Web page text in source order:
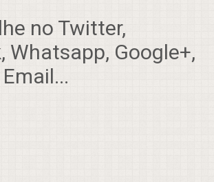
no Twitter,
Whatsapp, Google+,